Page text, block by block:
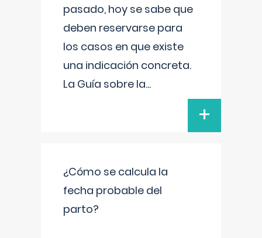
pasado, hoy se sabe que
deben reservarse para
los casos en que existe
una indicación concreta.
La Guía sobre la...
+
¿Cómo se calcula la
fecha probable del
parto?